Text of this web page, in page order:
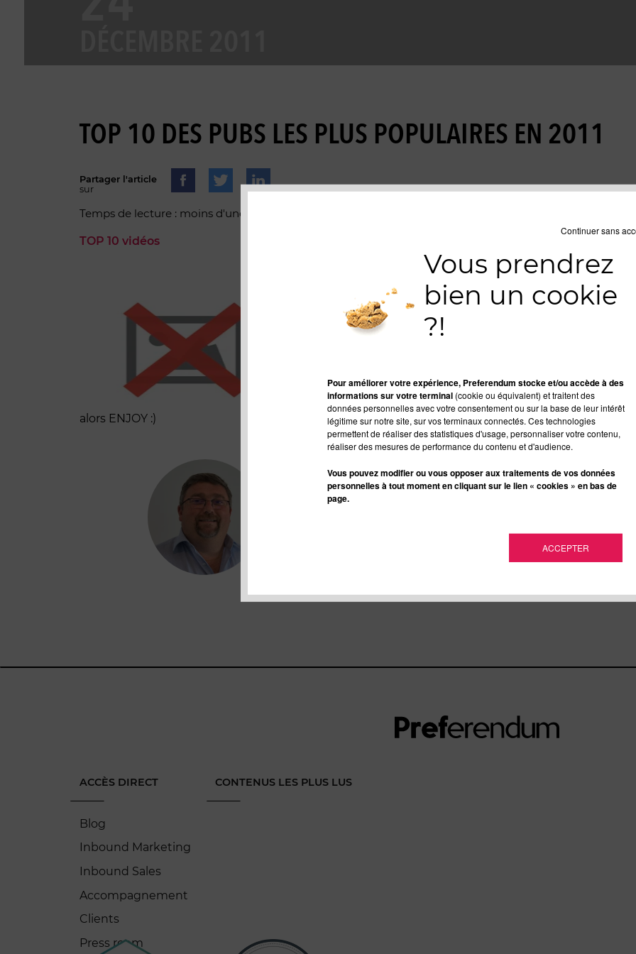
Vous prendrez
bien un cookie
?!
Pour améliorer votre expérience, Preferendum stocke et/ou accède à des
informations sur votre terminal (cookie ou équivalent) et traitent des
données personnelles avec votre consentement ou sur la base de leur intérêt
légitime sur notre site, sur vos terminaux connectés. Ces technologies
permettent de réaliser des statistiques d'usage, personnaliser votre contenu,
réaliser des mesures de performance du contenu et d'audience.
Vous pouvez modifier ou vous opposer aux traitements de vos données
personnelles à tout moment en cliquant sur le lien « cookies » en bas de
page.
ACCEPTER
Continuer sans
TOP 10 DES PUBS LES PLUS POPULAIRES EN 2011
Partager l'article
sur
Temps de lecture : moins d'une minute
TOP 10 vidéos
c'est la fin de l'année et l'heure des récréations.
alors ENJOY :)
Laurent Mano
Co-dirigeant de Preferendum, Laurent défend une culture de
opérationnel, qu'en digital, il accompagne les marques dans
digitalisation et projets de croissance via le web, génération de
au CELSA et en écoles de commerce.
ACCÈS DIRECT
Blog
Inbound Marketing
Inbound Sales
Accompagnement
Clients
Press room
CONTENUS LES PLUS LUS